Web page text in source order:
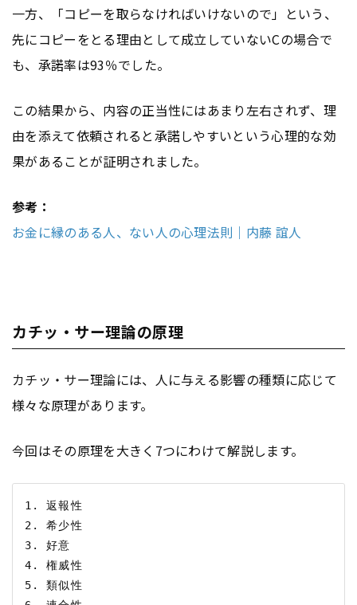
一方、「コピーを取らなければいけないので」という、
先にコピーをとる理由として成立していないCの場合で
も、承諾率は93％でした。
この結果から、内容の正当性にはあまり左右されず、理
由を添えて依頼されると承諾しやすいという心理的な効
果があることが証明されました。
参考：
お金に縁のある人、ない人の心理法則｜内藤 誼人
カチッ・サー理論の原理
カチッ・サー理論には、人に与える影響の種類に応じて
様々な原理があります。
今回はその原理を大きく7つにわけて解説します。
1. 返報性
2. 希少性
3. 好意
4. 権威性
5. 類似性